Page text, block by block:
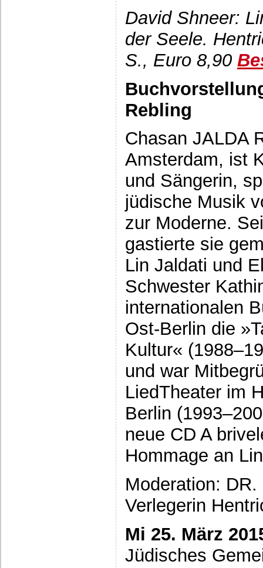
David Shneer:
der Seele.
S., Euro 8,90
Rebling
Chasan JALDA
Amsterdam, ist
und Sängerin,
jüdische Musik
zur Moderne.
gastierte sie
Lin Jaldati und
Schwester
internationalen
Ost-Berlin die
Kultur«
und war
LiedTheater im
Berlin
neue CD A
Hommage an
Moderation:
Verlegerin
Mi 25. März
Jüdisches